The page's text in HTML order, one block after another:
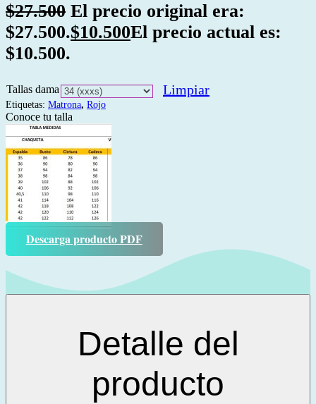
$27.500 El precio original era:
$27.500.$10.500El precio actual es:
$10.500.
Tallas dama Limpiar
Etiquetas: Matrona, Rojo
Conoce tu talla
Descarga producto PDF
Detalle del
producto